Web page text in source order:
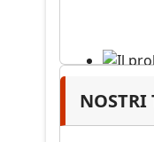
Il
guerra
NOSTRI